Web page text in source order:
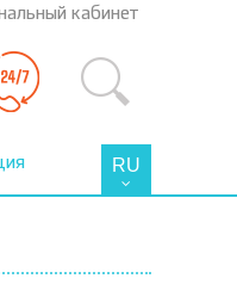
кабинет
RU